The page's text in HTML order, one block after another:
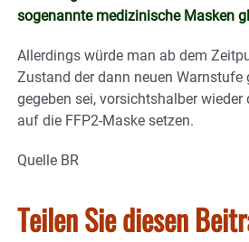
sogenannte medizinische Masken
Allerdings würde man ab dem
Zustand der dann neuen Warnstufe
gegeben sei, vorsichtshalber wieder
auf die FFP2-Maske setzen.
Quelle BR
Teilen Sie diesen